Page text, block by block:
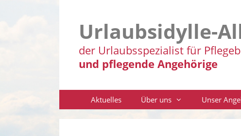
Urlaubsidylle-
der Urlaubsspezialist für
und pflegende Angehörige
Aktuelles Über uns Unser